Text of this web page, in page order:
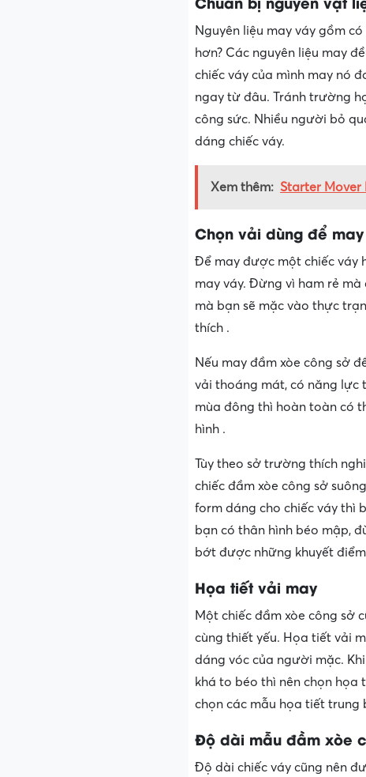
Nguyên liệu may váy gồm
hơn? Các nguyên liệu may
chiếc váy của mình may nó
ngay từ đâu. Tránh trường
công sức. Nhiều người bỏ
dáng chiếc váy.
Xem thêm: Starter Mover
Chọn vải dùng để
Để may được một chiếc váy
may váy. Đừng vì ham rẻ
mà bạn sẽ mặc vào thực
thích .
Nếu may đầm xòe công sở
vải thoáng mát, có năng lực
mùa đông thì hoàn toàn có
hình .
Tùy theo sở trường thích
chiếc đầm xòe công sở
form dáng cho chiếc váy thì
bạn có thân hình béo mập,
bớt được những khuyết
Họa tiết vải may
Một chiếc đầm xòe công sở
cùng thiết yếu. Họa tiết vải
dáng vóc của người mặc.
khá to béo thì nên chọn
chọn các mẫu họa tiết trung
Độ dài mẫu đầm xòe
Độ dài chiếc váy cũng nên